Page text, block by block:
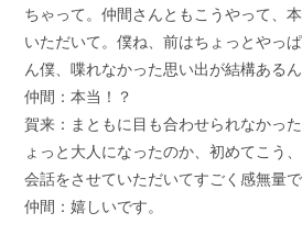
ちゃって。仲間さんともこうやって、
いただいて。僕ね、前はちょっとやっ
ん僕、喋れなかった思い出が結構あるん
仲間：本当！？
賀来：まともに目も合わせられなかっ
ょっと大人になったのか、初めてこう
会話をさせていただいてすごく感無量で
仲間：嬉しいです。